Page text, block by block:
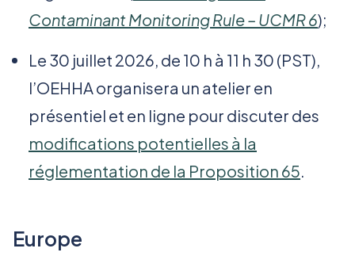
Contaminant Monitoring Rule – UCMR 6);
Le 30 juillet 2026, de 10 h à 11 h 30 (PST),
l’OEHHA organisera un atelier en
présentiel et en ligne pour discuter des
modifications potentielles à la
réglementation de la Proposition 65.
Europe